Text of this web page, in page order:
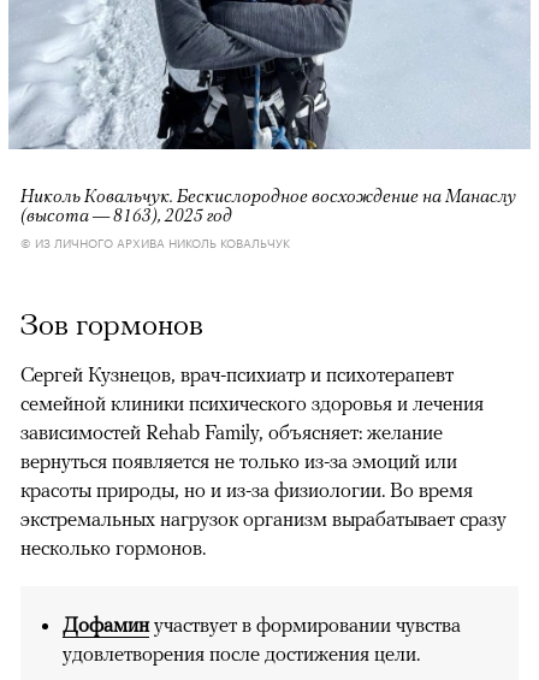
Николь Ковальчук. Бескислородное восхождение на Манаслу
(высота — 8163), 2025 год
© ИЗ ЛИЧНОГО АРХИВА НИКОЛЬ КОВАЛЬЧУК
Зов гормонов
Сергей Кузнецов, врач-психиатр и психотерапевт
семейной клиники психического здоровья и лечения
зависимостей Rehab Family, объясняет: желание
вернуться появляется не только из-за эмоций или
красоты природы, но и из-за физиологии. Во время
экстремальных нагрузок организм вырабатывает сразу
несколько гормонов.
Дофаминучаствует в формировании чувства
удовлетворения после достижения цели.